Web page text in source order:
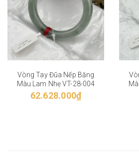
Vòng Tay Đũa Nếp Băng
Màu Lam Nhẹ VT-28-004
62.628.000₫